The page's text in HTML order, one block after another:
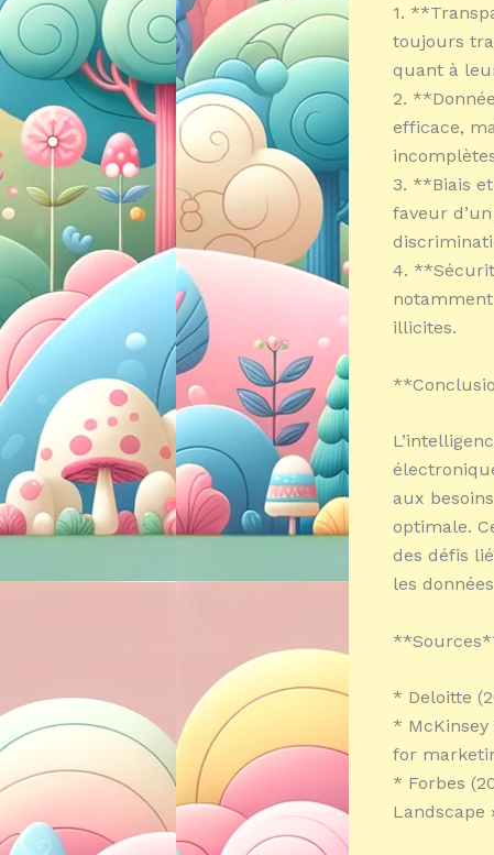
1.
toujours
quant à
2.
efficace,
3. **Biais
faveur
4.
illicites.
aux
optimale.
des défis
les
* Deloitte
* McKinsey
for
* Forbes
Landscape